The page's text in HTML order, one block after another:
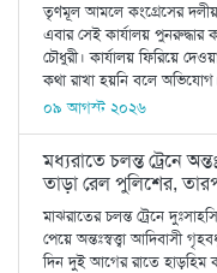
তৃণমূল আমলে কংগ্রেসের
এবার সেই কার্যালয় পুনরুদ্ধার
চৌধুরী। কার্যালয় ফিরিয়ে
কথা রাখা হয়নি বলে
০৯ আগস্ট ২০২৬
মধ্যরাতে চলন্ত ট্রেনে
তাড়া রেল পুলিশের,
মাঝরাতের চলন্ত ট্রেনে
পেয়ে অন্তঃস্বত্ত্বা আদিবাসী
দিন দুই আগের রাতে হাড়হিম